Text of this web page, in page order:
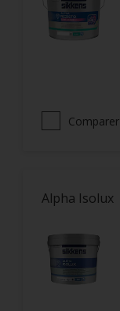
Comparer
Alpha Isolux